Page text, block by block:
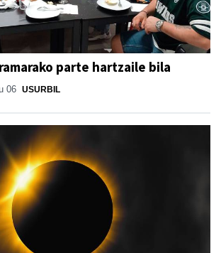
parte hartzaile bila
06 USURBIL